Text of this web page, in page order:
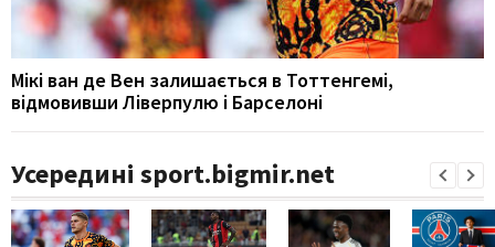
Мікі ван де Вен залишається в Тоттенгемі,
відмовивши Ліверпулю і Барселоні
Усередині sport.bigmir.net